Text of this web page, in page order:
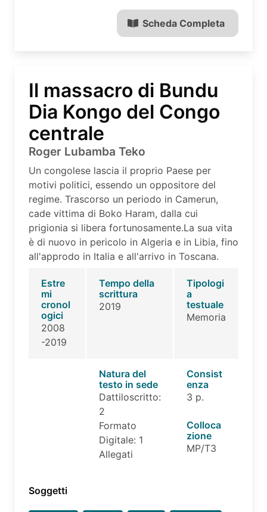
Scheda Completa
Il massacro di Bundu
Dia Kongo del Congo
centrale
Roger Lubamba Teko
Un congolese lascia il proprio Paese per
motivi politici, essendo un oppositore del
regime. Trascorso un periodo in Camerun,
cade vittima di Boko Haram, dalla cui
prigionia si libera fortunosamente.La sua vita
è di nuovo in pericolo in Algeria e in Libia, fino
all'approdo in Italia e all'arrivo in Toscana.
Estre
mi
cronol
ogici
2008
-2019
Tempo della
scrittura
2019
Tipologi
a
testuale
Memoria
Natura del
testo in sede
Dattiloscritto:
2
Formato
Digitale: 1
Allegati
Consist
enza
3 p.
Colloca
zione
MP/T3
Soggetti